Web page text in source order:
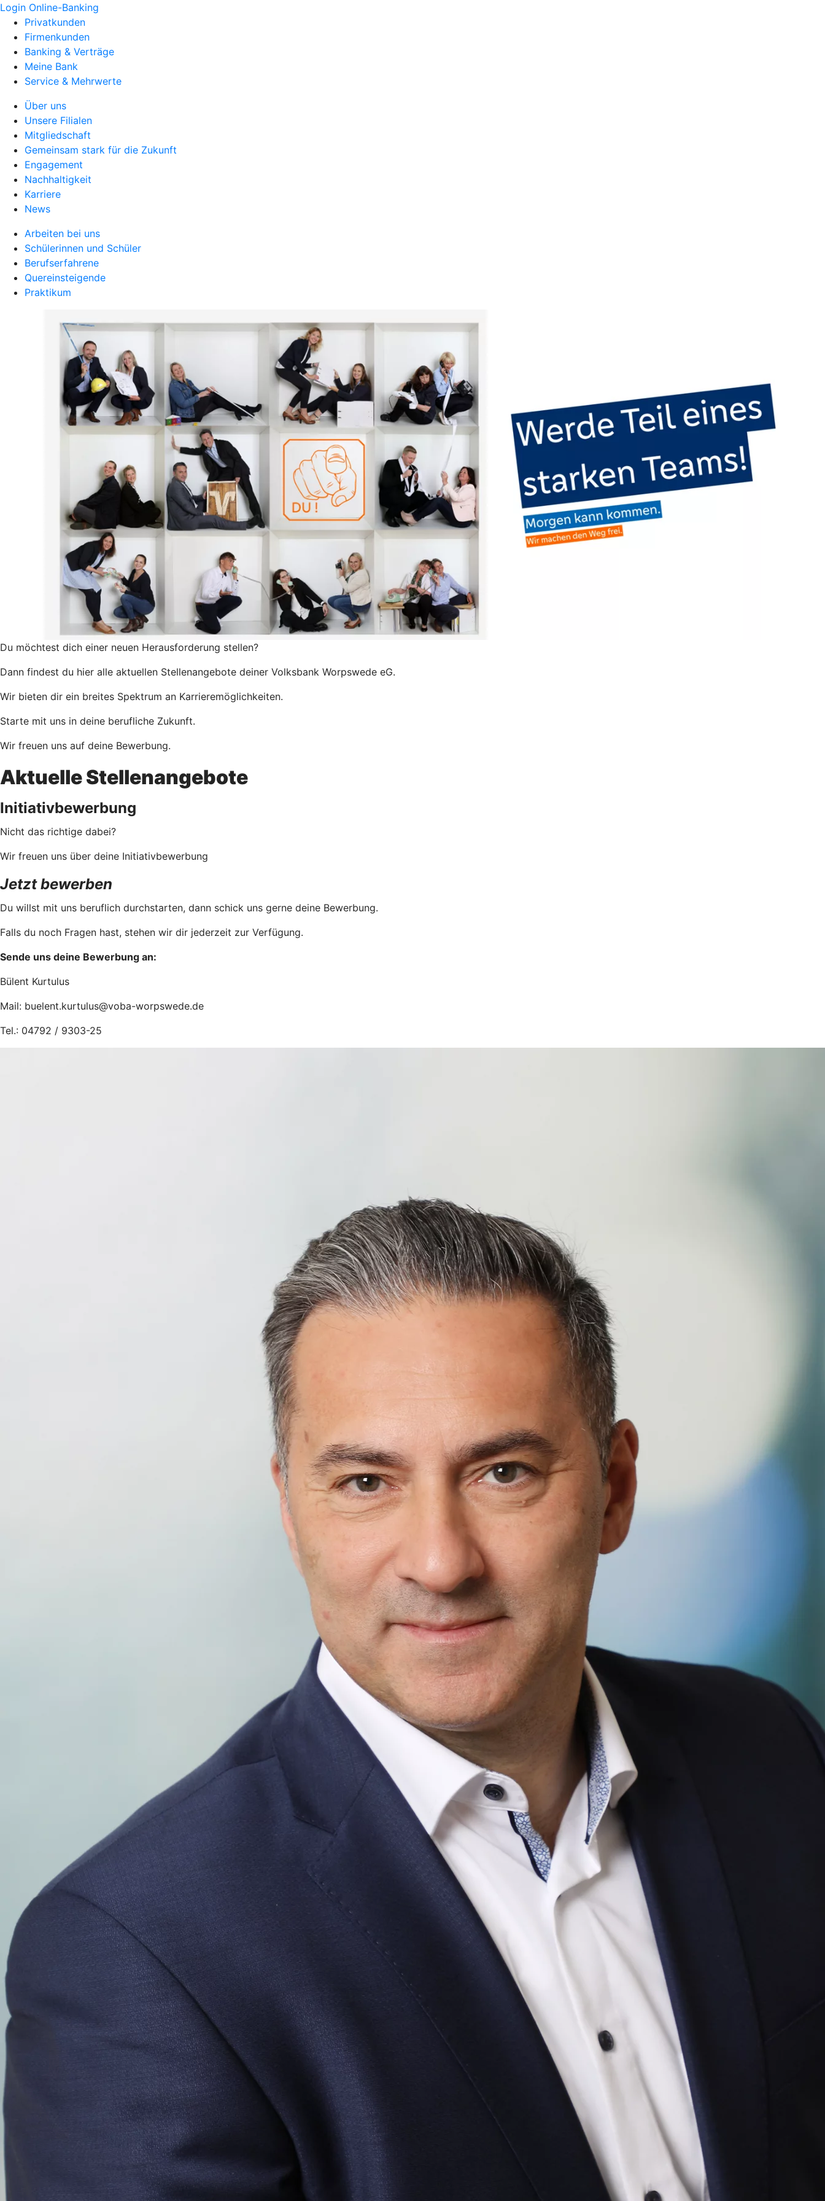
Login Online-Banking
Privatkunden
Firmenkunden
Banking & Verträge
Meine Bank
Service & Mehrwerte
Über uns
Unsere Filialen
Mitgliedschaft
Gemeinsam stark für die Zukunft
Engagement
Nachhaltigkeit
Karriere
News
Arbeiten bei uns
Schülerinnen und Schüler
Berufserfahrene
Quereinsteigende
Praktikum
Du möchtest dich einer neuen Herausforderung stellen?
Dann findest du hier alle aktuellen Stellenangebote deiner Volksbank Worpswede eG.
Wir bieten dir ein breites Spektrum an Karrieremöglichkeiten.
Starte mit uns in deine berufliche Zukunft.
Wir freuen uns auf deine Bewerbung.
Aktuelle Stellenangebote
Initiativbewerbung
Nicht das richtige dabei?
Wir freuen uns über deine Initiativbewerbung
Jetzt bewerben
Du willst mit uns beruflich durchstarten, dann schick uns gerne deine Bewerbung.
Falls du noch Fragen hast, stehen wir dir jederzeit zur Verfügung.
Sende uns deine Bewerbung an:
Bülent Kurtulus
Mail: buelent.kurtulus@voba-worpswede.de
Tel.: 04792 / 9303-25